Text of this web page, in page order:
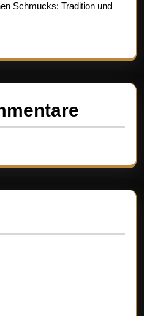
Schmucks: Tradition und